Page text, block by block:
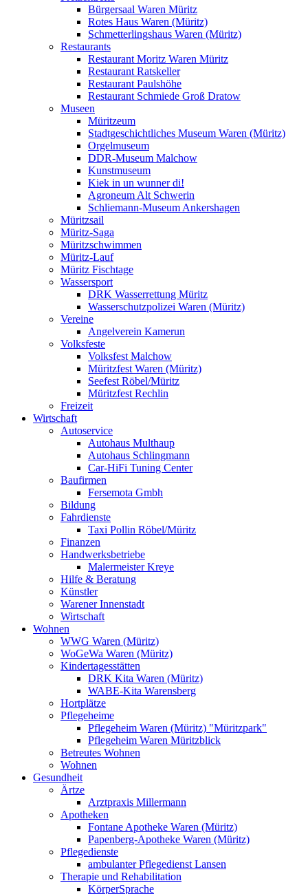
Bürgersaal Waren Müritz
Rotes Haus Waren (Müritz)
Schmetterlingshaus Waren (Müritz)
Restaurants
Restaurant Moritz Waren Müritz
Restaurant Ratskeller
Restaurant Paulshöhe
Restaurant Schmiede Groß Dratow
Museen
Müritzeum
Stadtgeschichtliches Museum Waren (Müritz)
Orgelmuseum
DDR-Museum Malchow
Kunstmuseum
Kiek in un wunner di!
Agroneum Alt Schwerin
Schliemann-Museum Ankershagen
Müritzsail
Müritz-Saga
Müritzschwimmen
Müritz-Lauf
Müritz Fischtage
Wassersport
DRK Wasserrettung Müritz
Wasserschutzpolizei Waren (Müritz)
Vereine
Angelverein Kamerun
Volksfeste
Volksfest Malchow
Müritzfest Waren (Müritz)
Seefest Röbel/Müritz
Müritzfest Rechlin
Freizeit
Wirtschaft
Autoservice
Autohaus Multhaup
Autohaus Schlingmann
Car-HiFi Tuning Center
Baufirmen
Fersemota Gmbh
Bildung
Fahrdienste
Taxi Pollin Röbel/Müritz
Finanzen
Handwerksbetriebe
Malermeister Kreye
Hilfe & Beratung
Künstler
Warener Innenstadt
Wirtschaft
Wohnen
WWG Waren (Müritz)
WoGeWa Waren (Müritz)
Kindertagesstätten
DRK Kita Waren (Müritz)
WABE-Kita Warensberg
Hortplätze
Pflegeheime
Pflegeheim Waren (Müritz) "Müritzpark"
Pflegeheim Waren Müritzblick
Betreutes Wohnen
Wohnen
Gesundheit
Ärtze
Arztpraxis Millermann
Apotheken
Fontane Apotheke Waren (Müritz)
Papenberg-Apotheke Waren (Müritz)
Pflegedienste
ambulanter Pflegedienst Lansen
Therapie und Rehabilitation
KörperSprache